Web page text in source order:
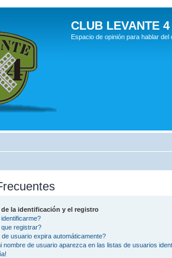
CLUB LEVANTE
Espacio de opinión para hablar del
de la identificación y el registro
registrar?
usuario expira automáticamente?
nombre de usuario aparezca en las listas de usuarios